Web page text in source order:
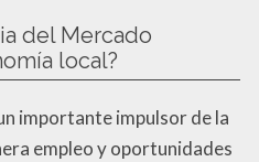
del Mercado
local?
importante impulsor de la
empleo y oportunidades